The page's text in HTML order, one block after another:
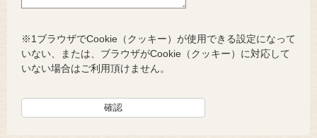
※1ブラウザでCookie（クッキー）が使用できる設定になって
いない、または、ブラウザがCookie（クッキー）に対応して
いない場合はご利用頂けません。